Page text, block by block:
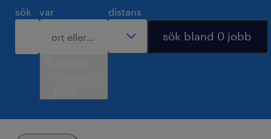
sök var distans
sök bland 0 jobb